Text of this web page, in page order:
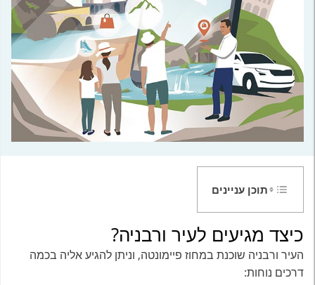
תוכן עניינים
כיצד מגיעים לעיר ורבניה?
העיר ורבניה שוכנת במחוז פיימונטה, וניתן להגיע אליה בכמה
דרכים נוחות: